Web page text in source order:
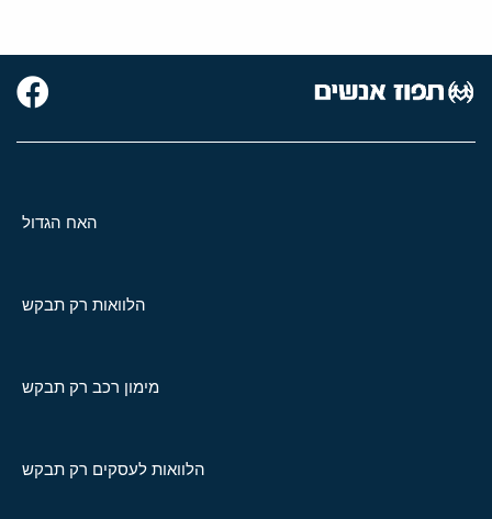
האח הגדול
הלוואות רק תבקש
מימון רכב רק תבקש
הלוואות לעסקים רק תבקש